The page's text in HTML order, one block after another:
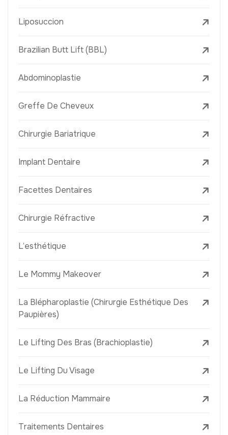
Liposuccion
Brazilian Butt Lift (BBL)
Abdominoplastie
Greffe De Cheveux
Chirurgie Bariatrique
Implant Dentaire
Facettes Dentaires
Chirurgie Réfractive
L’esthétique
Le Mommy Makeover
La Blépharoplastie (Chirurgie Esthétique Des
Paupières)
Le Lifting Des Bras (Brachioplastie)
Le Lifting Du Visage
La Réduction Mammaire
Traitements Dentaires